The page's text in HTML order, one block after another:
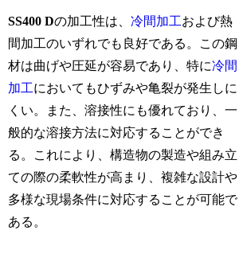
SS400 Dの加工性は、冷間加工および熱
間加工のいずれでも良好である。この鋼
材は曲げや圧延が容易であり、特に冷間
加工においてもひずみや亀裂が発生しに
くい。また、溶接性にも優れており、一
般的な溶接方法に対応することができ
る。これにより、構造物の製造や組み立
ての際の柔軟性が高まり、複雑な設計や
多様な現場条件に対応することが可能で
ある。